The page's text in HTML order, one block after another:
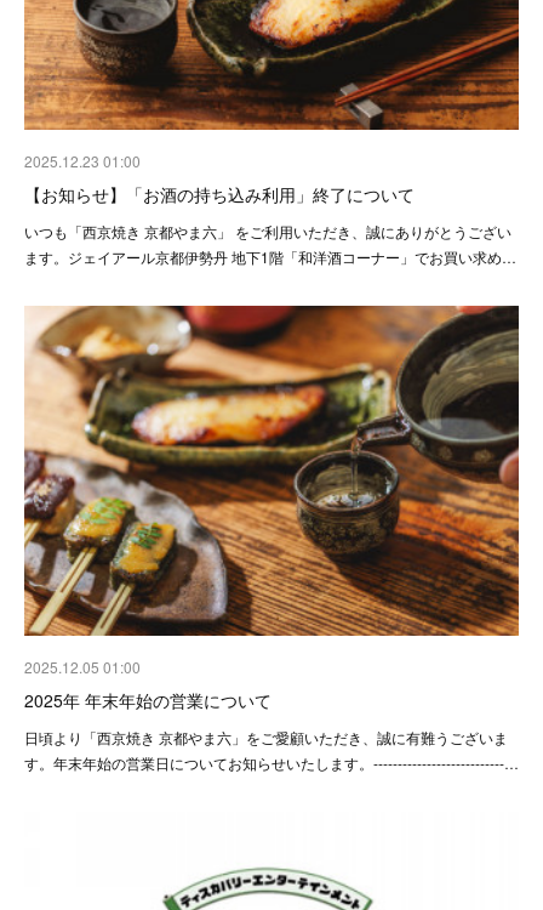
2025.12.23 01:00
【お知らせ】「お酒の持ち込み利用」終了について
いつも「西京焼き 京都やま六」 をご利用いただき、誠にありがとうござい
ます。ジェイアール京都伊勢丹 地下1階「和洋酒コーナー」でお買い求め…
2025.12.05 01:00
2025年 年末年始の営業について
日頃より「西京焼き 京都やま六」をご愛顧いただき、誠に有難うございま
す。年末年始の営業日についてお知らせいたします。---------------------------…